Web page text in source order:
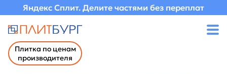
Яндекс Сплит. Делите частями без переплат
Плитка по ценам
производителя